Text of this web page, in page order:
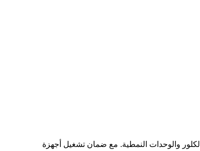
والوحدات النمطية. مع ضمان تشغيل أجهزة